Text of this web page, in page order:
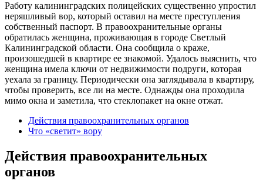
Работу калининградских полицейских существенно упростил
неряшливый вор, который оставил на месте преступления
собственный паспорт. В правоохранительные органы
обратилась женщина, проживающая в городе Светлый
Калининградской области. Она сообщила о краже,
произошедшей в квартире ее знакомой. Удалось выяснить, что
женщина имела ключи от недвижимости подруги, которая
уехала за границу. Периодически она заглядывала в квартиру,
чтобы проверить, все ли на месте. Однажды она проходила
мимо окна и заметила, что стеклопакет на окне отжат.
Действия правоохранительных органов
Что «светит» вору
Действия правоохранительных
органов